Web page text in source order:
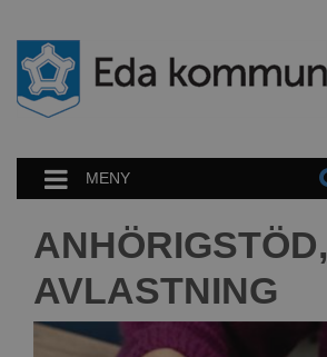
MENY
ANHÖRIGSTÖD,
AVLASTNING